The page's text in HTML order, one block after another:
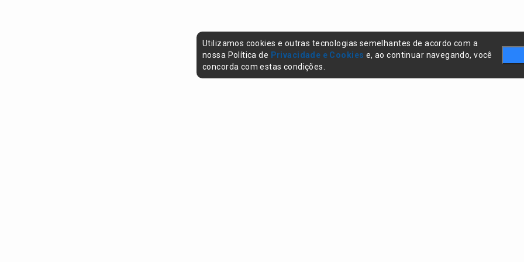
Utilizamos cookies e outras tecnologias semelhantes de acordo com a
nossa Política de Privacidade e Cookies e, ao continuar navegando, você
concorda com estas condições.